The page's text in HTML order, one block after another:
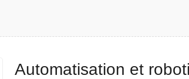
Automatisation et